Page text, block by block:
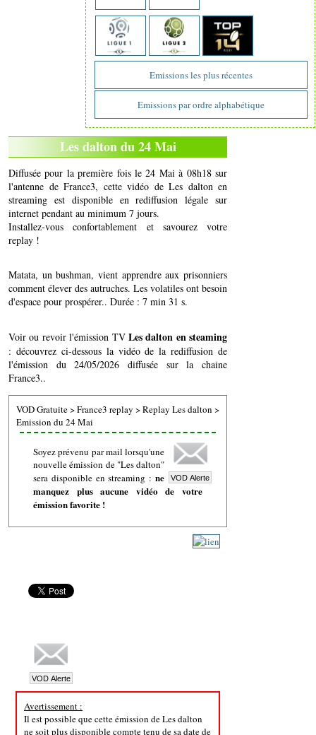
Emissions les plus récentes
Emissions par ordre alphabétique
Les dalton du 24 Mai
Diffusée pour la première fois le 24 Mai à 08h18 sur
l'antenne de France3, cette vidéo de Les dalton en
streaming est disponible en rediffusion légale sur
internet pendant au minimum 7 jours.
Installez-vous confortablement et savourez votre
replay !
Matata, un bushman, vient apprendre aux prisonniers
comment élever des autruches. Les volatiles ont besoin
d'espace pour prospérer.. Durée : 7 min 31 s.
Voir ou revoir l'émission TV Les dalton en steaming
: découvrez ci-dessous la vidéo de la rediffusion de
l'émission du 24/05/2026 diffusée sur la chaine
France3..
VOD Gratuite>France3 replay >Replay Les dalton >
Emission du 24 Mai
Soyez prévenu par mail lorsqu'une
nouvelle émission de "Les dalton"
sera disponible en streaming : ne
manquez plus aucune vidéo de votre
émission favorite !
Avertissement :
Il est possible que cette émission de Les dalton
ne soit plus disponible compte tenu de sa date de